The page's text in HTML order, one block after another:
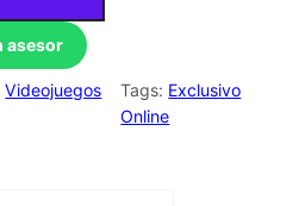
asesor
Videojuegos
Tags: Exclusivo
Online